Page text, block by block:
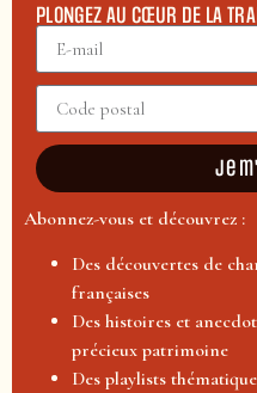
PLONGEZ AU CŒUR DE LA
Je
Abonnez-vous et découvrez :
Des découvertes de
françaises
Des histoires et
précieux patrimoine
Des playlists